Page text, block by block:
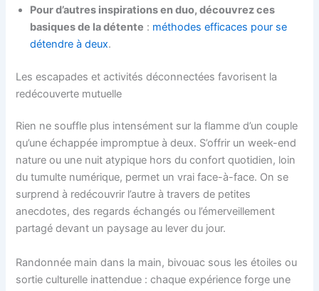
Pour d’autres inspirations en duo, découvrez ces
basiques de la détente : méthodes efficaces pour se
détendre à deux.
Les escapades et activités déconnectées favorisent la
redécouverte mutuelle
Rien ne souffle plus intensément sur la flamme d’un couple
qu’une échappée impromptue à deux. S’offrir un week-end
nature ou une nuit atypique hors du confort quotidien, loin
du tumulte numérique, permet un vrai face-à-face. On se
surprend à redécouvrir l’autre à travers de petites
anecdotes, des regards échangés ou l’émerveillement
partagé devant un paysage au lever du jour.
Randonnée main dans la main, bivouac sous les étoiles ou
sortie culturelle inattendue : chaque expérience forge une